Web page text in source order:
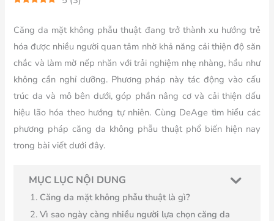
Căng da mặt không phẫu thuật đang trở thành xu hướng trẻ
hóa được nhiều người quan tâm nhờ khả năng cải thiện độ săn
chắc và làm mờ nếp nhăn với trải nghiệm nhẹ nhàng, hầu như
không cần nghỉ dưỡng. Phương pháp này tác động vào cấu
trúc da và mô bên dưới, góp phần nâng cơ và cải thiện dấu
hiệu lão hóa theo hướng tự nhiên. Cùng DeAge tìm hiểu các
phương pháp căng da không phẫu thuật phổ biến hiện nay
trong bài viết dưới đây.
MỤC LỤC NỘI DUNG
Căng da mặt không phẫu thuật là gì?
Vì sao ngày càng nhiều người lựa chọn căng da